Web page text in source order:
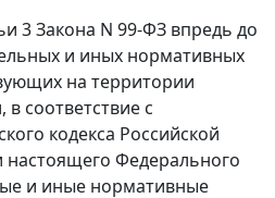
3 Закона N 99-ФЗ впредь до
и иных нормативных
на территории
соответствие с
кодекса Российской
Федерального
и иные нормативные